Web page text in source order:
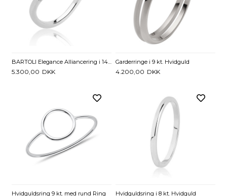
BARTOLI Elegance Alliancering i 14 kt. Hvidguld med Diamanter - 0,07 ct.
5.300,00 DKK
Garderringe i 9 kt. Hvidguld
4.200,00 DKK
Hvidguldsring 9 kt. med rund Ring Hvidguldsring i 8 kt. Hvidguld